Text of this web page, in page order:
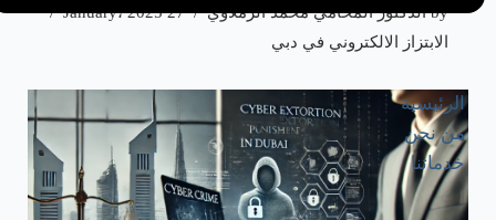
الرئيسية
من نحن
خدماتنا
by الدكتور المحامي محمد الرملاوي
27 January، 2025
الابتزاز الالكتروني في دبي